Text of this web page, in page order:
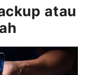
atau